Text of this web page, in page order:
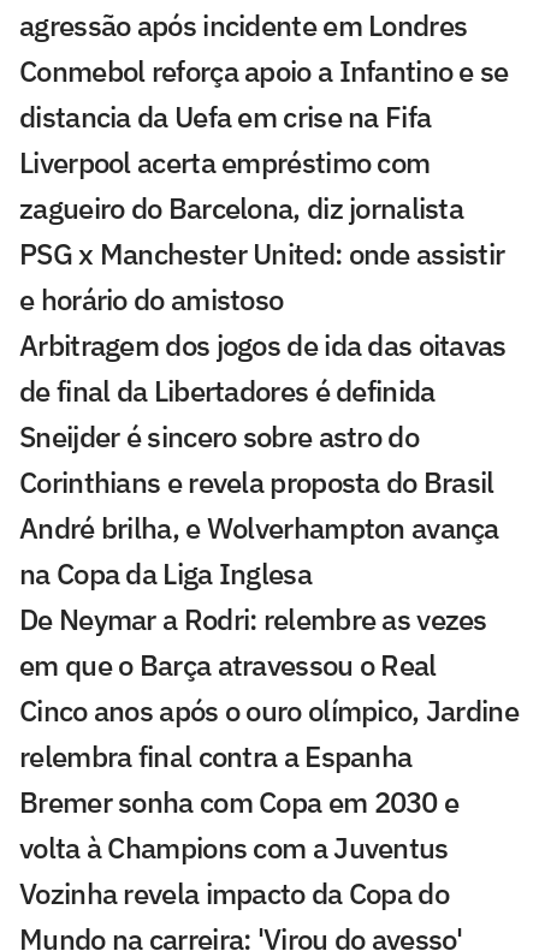
agressão após incidente em Londres
Conmebol reforça apoio a Infantino e se
distancia da Uefa em crise na Fifa
Liverpool acerta empréstimo com
zagueiro do Barcelona, diz jornalista
PSG x Manchester United: onde assistir
e horário do amistoso
Arbitragem dos jogos de ida das oitavas
de final da Libertadores é definida
Sneijder é sincero sobre astro do
Corinthians e revela proposta do Brasil
André brilha, e Wolverhampton avança
na Copa da Liga Inglesa
De Neymar a Rodri: relembre as vezes
em que o Barça atravessou o Real
Cinco anos após o ouro olímpico, Jardine
relembra final contra a Espanha
Bremer sonha com Copa em 2030 e
volta à Champions com a Juventus
Vozinha revela impacto da Copa do
Mundo na carreira: 'Virou do avesso'